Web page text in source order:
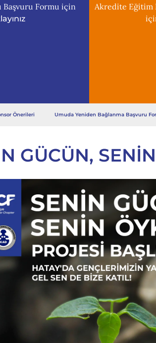
Başvuru Formu için
Akredite Eğitim
Önerileri Umuda Yeniden Bağlanma Başvuru
GÜCÜN,